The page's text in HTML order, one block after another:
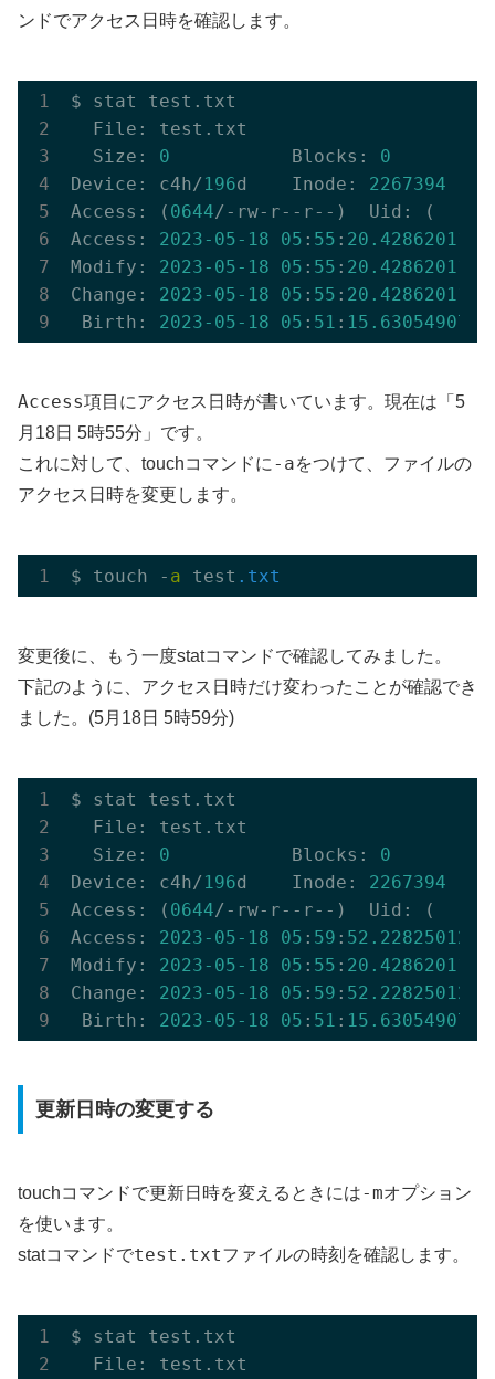
ンドでアクセス日時を確認します。
$ stat test.txt
  File: test.txt
  Size:
0
           Blocks:
0
Device: c4h/196d    Inode: 2267394
Access: ( 0644/-rw-r--r--)  Uid: (
Access: 2023-05-18 05 : 55 : 20.428620112
Modify: 2023-05-18 05 : 55 : 20.428620112
Change: 2023-05-18 05 : 55 : 20.428620112
Birth: 2023-05-18 05 : 51 : 15.630549071
Access項目にアクセス日時が書いています。現在は「5
月18日 5時55分」です。
これに対して、touchコマンドに-aをつけて、ファイルの
アクセス日時を変更します。
$ touch - a test .txt
変更後に、もう一度statコマンドで確認してみました。
下記のように、アクセス日時だけ変わったことが確認でき
ました。(5月18日 5時59分)
$ stat test.txt
  File: test.txt
  Size:
0
           Blocks:
0
Device: c4h/196d    Inode: 2267394
Access: ( 0644/-rw-r--r--)  Uid: (
Access: 2023-05-18 05 : 59 : 52.228250128
Modify: 2023-05-18 05 : 55 : 20.428620112
Change: 2023-05-18 05 : 59 : 52.228250128
Birth: 2023-05-18 05 : 51 : 15.630549071
更新日時の変更する
touchコマンドで更新日時を変えるときには-mオプション
を使います。
statコマンドでtest.txtファイルの時刻を確認します。
$ stat test.txt
  File: test.txt